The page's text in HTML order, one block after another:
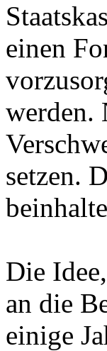
einen
werden.
setzen.
Die
an die
einige